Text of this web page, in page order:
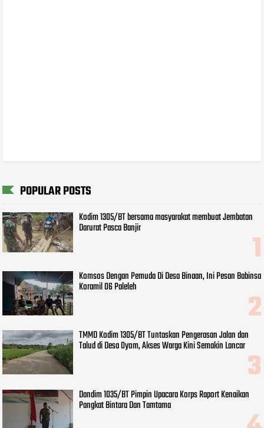
POPULAR POSTS
Kodim 1305/BT bersama masyarakat membuat Jembatan
Darurat Pasca Banjir
Komsos Dengan Pemuda Di Desa Binaan, Ini Pesan Babinsa
Koramil 06 Paleleh
TMMD Kodim 1305/BT Tuntaskan Pengerasan Jalan dan
Talud di Desa Oyom, Akses Warga Kini Semakin Lancar
Dandim 1035/BT Pimpin Upacara Korps Raport Kenaikan
Pangkat Bintara Dan Tamtama